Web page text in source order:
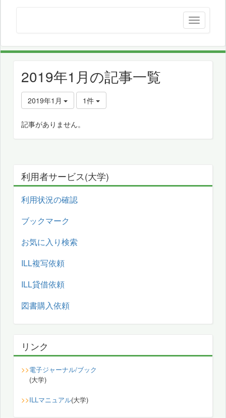
2019年1月の記事一覧
2019年1月 1件
記事がありません。
利用者サービス(大学)
利用状況の確認
ブックマーク
お気に入り検索
ILL複写依頼
ILL貸借依頼
図書購入依頼
リンク
>>電子ジャーナル/ブック
(大学)
>>ILLマニュアル(大学)